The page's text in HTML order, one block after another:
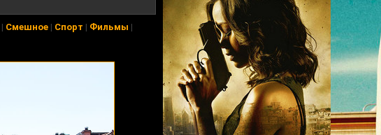
| Смешное| Спорт | Фильмы |